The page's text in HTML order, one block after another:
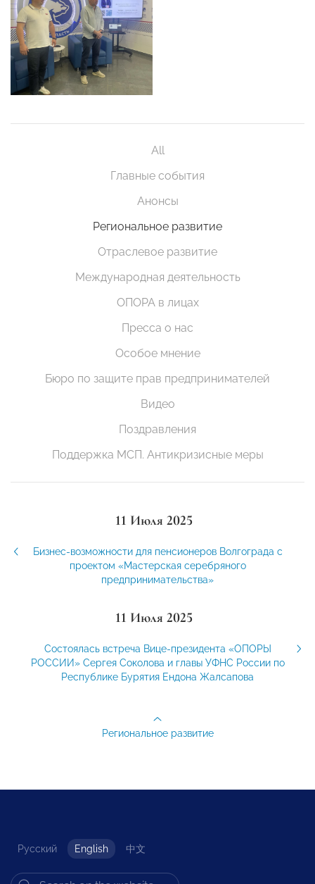
All
Главные события
Анонсы
Региональное развитие
Отраслевое развитие
Международная деятельность
ОПОРА в лицах
Пресса о нас
Особое мнение
Бюро по защите прав предпринимателей
Видео
Поздравления
Поддержка МСП. Антикризисные меры
11 Июля 2025
Бизнес-возможности для пенсионеров Волгограда с
проектом «Мастерская серебряного
предпринимательства»
11 Июля 2025
Состоялась встреча Вице-президента «ОПОРЫ
РОССИИ» Сергея Соколова и главы УФНС России по
Республике Бурятия Ендона Жалсапова
Региональное развитие
Русский English 中文